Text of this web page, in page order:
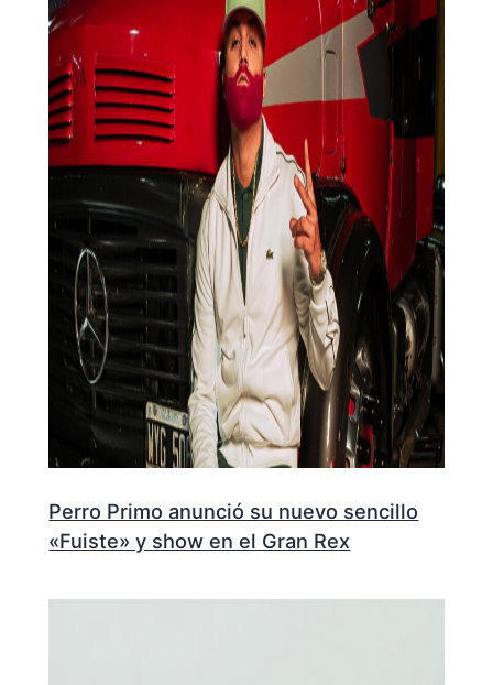
Perro Primo anunció su nuevo sencillo
«Fuiste» y show en el Gran Rex